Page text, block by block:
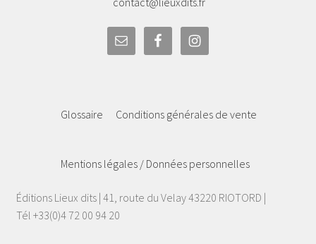
Glossaire Conditions générales de vente
Mentions légales / Données personnelles
Éditions Lieux dits | 41, route du Velay 43220 RIOTORD |
Tél +33(0)4 72 00 94 20